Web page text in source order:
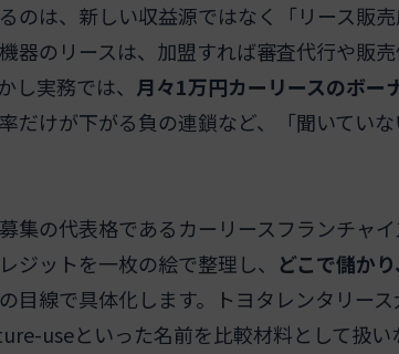
のは、新しい収益源ではなく「リース販
器のリースは、加盟すれば審査代行や販
し実務では、 月々1万円カーリースのボー
だけが下がる負の連鎖など、「聞いてい
集の代表格であるカーリースフランチャ
ジットを一枚の絵で整理し、 どこで儲か
目線で具体化します。トヨタレンタリー
useといった名前を比較材料として扱い